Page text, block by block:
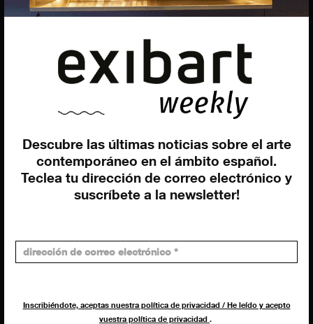
Descubre las últimas noticias sobre el arte
contemporáneo en el ámbito español.
Teclea tu dirección de correo electrónico y
suscríbete a la newsletter!
Inscribiéndote, aceptas nuestra política de privacidad / He leído y acepto
vuestra política de privacidad .
Dirección general
Federico Pazzagli
Dirección exibart.es
Administración
Marketing
Francesca Grismondi
Programación y diseño web